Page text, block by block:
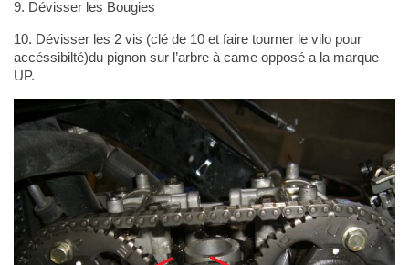
9. Dévisser les Bougies
10. Dévisser les 2 vis (clé de 10 et faire tourner le vilo pour
accéssibilté)du pignon sur l’arbre à came opposé a la marque
UP.